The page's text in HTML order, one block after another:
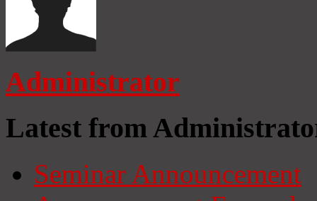
Administrator
Latest from
Seminar Announcement